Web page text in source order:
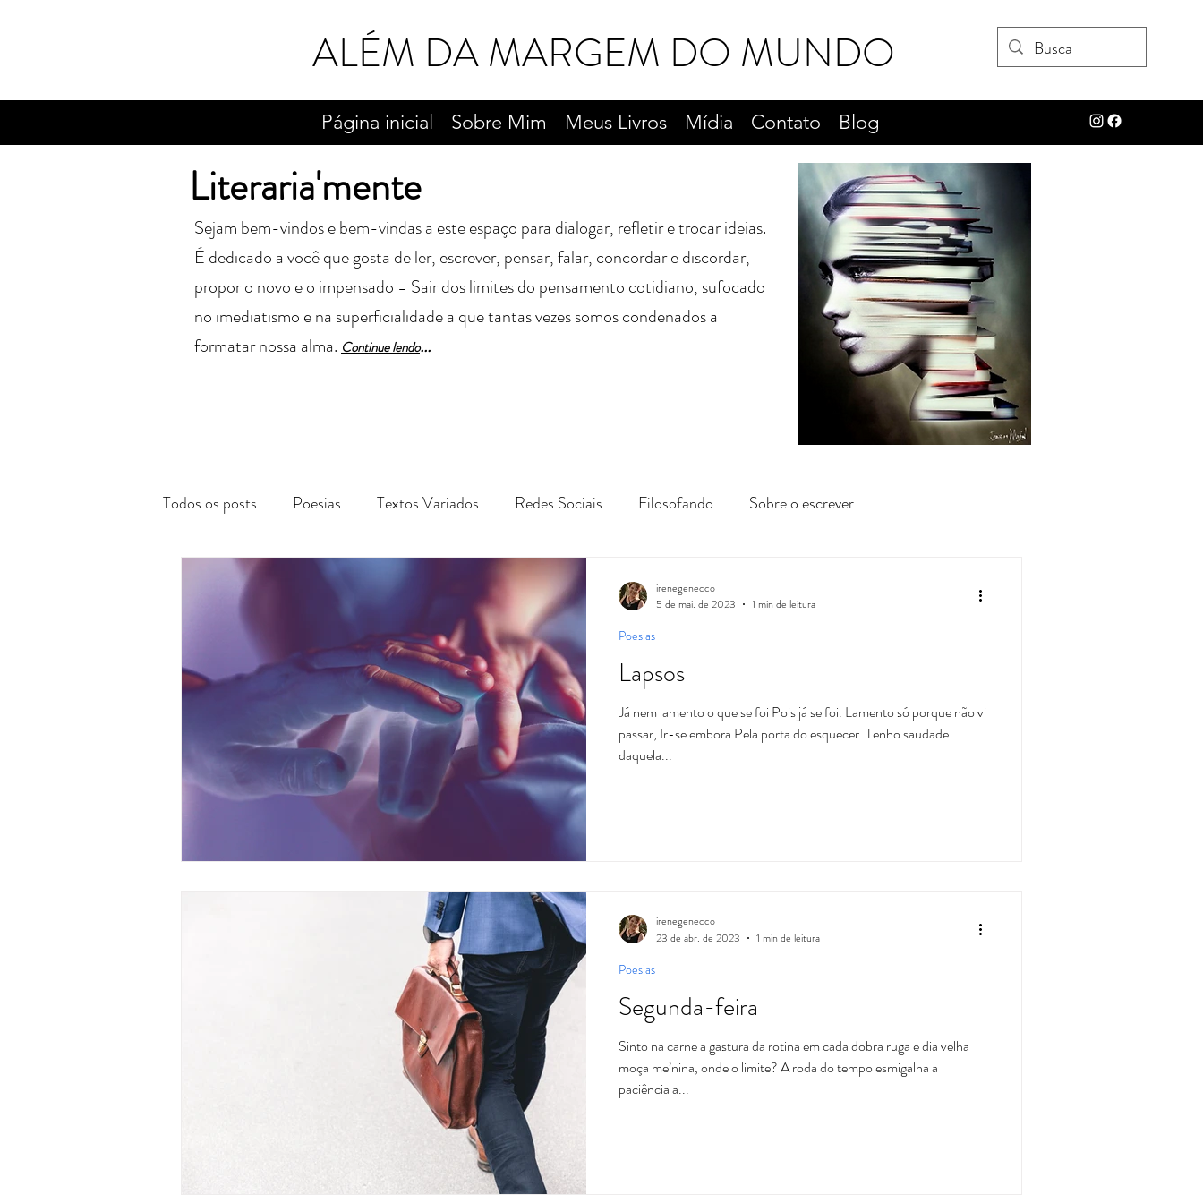
ALÉM DA MARGEM DO MUNDO
Página inicial Sobre Mim Meus Livros Mídia Contato Blog
Literaria'mente
Sejam bem-vindos e bem-vindas a este espaço para dialogar, refletir e trocar ideias.
É dedicado a você que gosta de ler, escrever, pensar, falar, concordar e discordar,
propor o novo e o impensado = Sair dos limites do pensamento cotidiano, sufocado
no imediatismo e na superficialidade a que tantas vezes somos condenados a
formatar nossa alma. Continue lendo...
Todos os posts Poesias Textos Variados Redes Sociais Filosofando Sobre o escrever
Reflexões Acadêmicas Viagens e Passeios prosa poética
Lapsos
Já nem lamento o que se foi Pois já se foi. Lamento só porque não vi
passar, Ir-se embora Pela porta do esquecer. Tenho saudade
daquela...
Poesias
irenegenecco
5 de mai. de 2023
1 min de leitura
Segunda-feira
Sinto na carne a gastura da rotina em cada dobra ruga e dia velha
moça me’nina, onde o limite? A roda do tempo esmigalha a
paciência a...
Poesias
irenegenecco
23 de abr. de 2023
1 min de leitura